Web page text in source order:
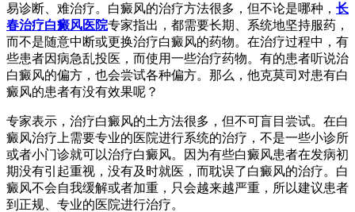
易诊断、难治疗。白癜风的治疗方法很多，但不论是哪种， 长
春治疗白癜风医院专家指出，都需要长期、系统地坚持服药，
而不是随意中断或更换治疗白癜风的药物。在治疗过程中，有
些患者因病急乱投医，而使用一些治疗药物。有的患者听说治
白癜风的偏方，也会尝试各种偏方。那么，他克莫司对患有白
癜风的患者有没有效果呢？
专家表示，治疗白癜风的土方法很多，但不可盲目尝试。在白
癜风治疗上需要专业的医院进行系统的治疗，不是一些小诊所
或者小门诊就可以治疗白癜风。因为有些白癜风患者在发病初
期没有引起重视，没有及时就医，而耽误了白癜风的治疗。白
癜风不会自我缓解或者加重，只会越来越严重，所以建议患者
到正规、专业的医院进行治疗。